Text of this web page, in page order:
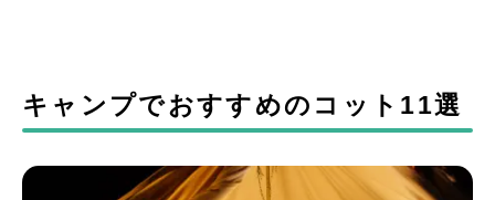
キャンプでおすすめのコット11選